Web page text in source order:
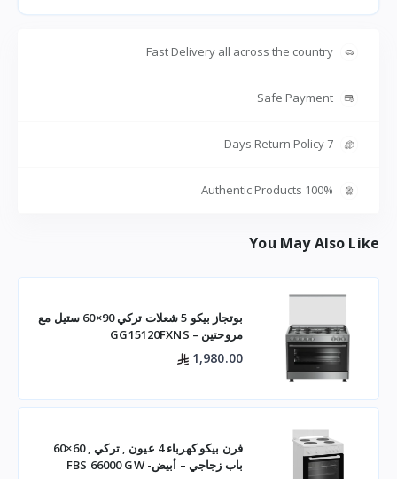
Fast Delivery all across the country
Safe Payment
7 Days Return Policy
100% Authentic Products
You May Also Like
بوتجاز بيكو 5 شعلات تركي 90×60 ستيل مع
مروحتين – GG15120FXNS
1,980.00
فرن بيكو كهرباء 4 عيون , تركي , 60×60
باب زجاجي – أبيض- FBS 66000 GW